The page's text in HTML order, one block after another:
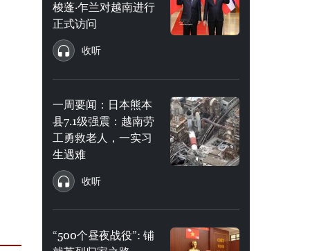
梭蓬·乍兰对越南进行
正式访问
收听
一周要闻：日本熊本
县7.1级强震：越南劳
工勇救老人，一实习
生遇难
收听
“500个昼夜战役”: 铺